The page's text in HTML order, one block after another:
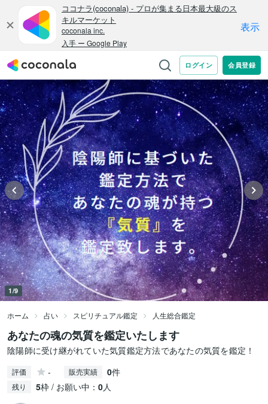
1/9
ホーム 占い スピリチュアル鑑定 人生総合鑑定
あなたの魂の気質を鑑定いたします
陰陽師に受け継がれていた気質鑑定方法であなたの気質を鑑定！
評価 - 販売実績 0件
残り 5枠 / お願い中： 0人